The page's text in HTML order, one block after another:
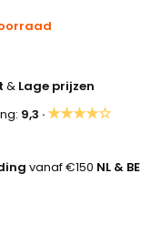
& Lage prijzen
9,3 ·★★★★☆
vanaf €150 NL & BE